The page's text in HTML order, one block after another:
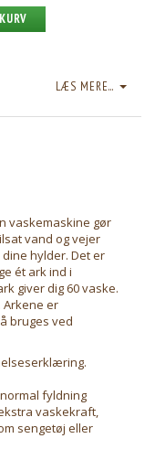
LÆS MERE...
vaskemaskine gør
vand og vejer
hylder. Det er
ét ark ind i
giver dig 60 vaske.
Arkene er
bruges ved
fyldning
vaskekraft,
sengetøj eller